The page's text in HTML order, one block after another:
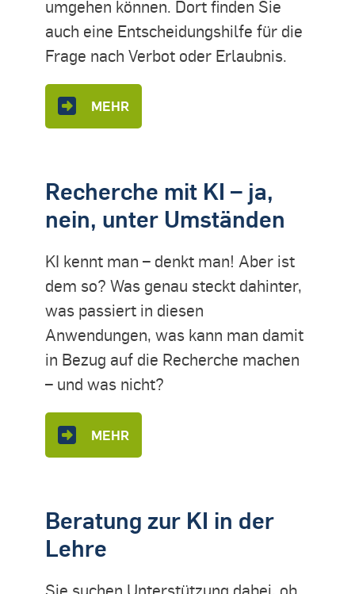
umgehen können. Dort finden Sie
auch eine Entscheidungshilfe für die
Frage nach Verbot oder Erlaubnis.
MEHR
Recherche mit KI – ja,
nein, unter Umständen
KI kennt man – denkt man! Aber ist
dem so? Was genau steckt dahinter,
was passiert in diesen
Anwendungen, was kann man damit
in Bezug auf die Recherche machen
– und was nicht?
MEHR
Beratung zur KI in der
Lehre
Sie suchen Unterstützung dabei, ob